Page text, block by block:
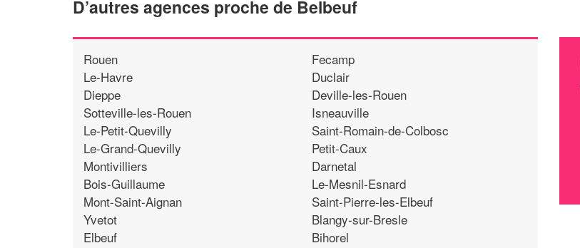
D’autres agences proche de Belbeuf
Rouen
Le-Havre
Dieppe
Sotteville-les-Rouen
Le-Petit-Quevilly
Le-Grand-Quevilly
Montivilliers
Bois-Guillaume
Mont-Saint-Aignan
Yvetot
Elbeuf
Fecamp
Duclair
Deville-les-Rouen
Isneauville
Saint-Romain-de-Colbosc
Petit-Caux
Darnetal
Le-Mesnil-Esnard
Saint-Pierre-les-Elbeuf
Blangy-sur-Bresle
Bihorel